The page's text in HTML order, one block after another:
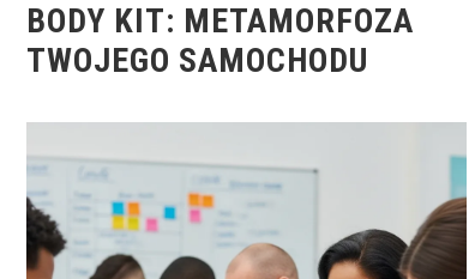
BODY KIT: METAMORFOZA
TWOJEGO SAMOCHODU